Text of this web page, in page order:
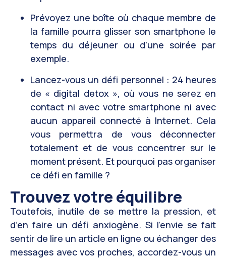
Prévoyez une boîte où chaque membre de
la famille pourra glisser son smartphone le
temps du déjeuner ou d’une soirée par
exemple.
Lancez-vous un défi personnel : 24 heures
de « digital detox », où vous ne serez en
contact ni avec votre smartphone ni avec
aucun appareil connecté à Internet. Cela
vous permettra de vous déconnecter
totalement et de vous concentrer sur le
moment présent. Et pourquoi pas organiser
ce défi en famille ?
Trouvez votre équilibre
Toutefois, inutile de se mettre la pression, et
d’en faire un défi anxiogène. Si l’envie se fait
sentir de lire un article en ligne ou échanger des
messages avec vos proches, accordez-vous un